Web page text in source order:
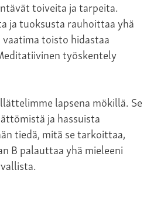
toiveita ja tarpeita.
ja tuoksusta rauhoittaa yhä
toisto hidastaa
työskentely
lapsena mökillä. Se
ja hassuista
tiedä, mitä se tarkoittaa,
B palauttaa yhä mieleeni